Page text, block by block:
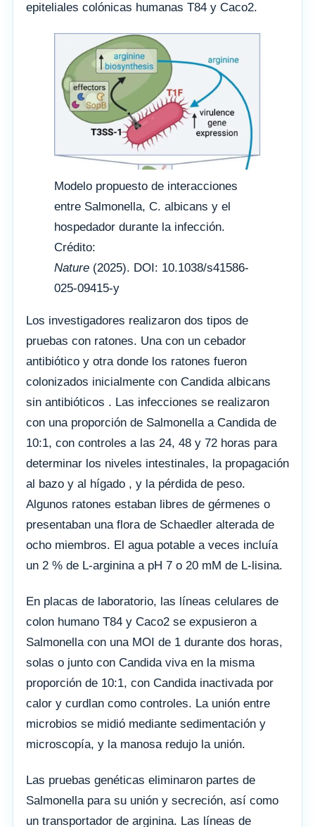
epiteliales colónicas humanas T84 y Caco2.
Modelo propuesto de interacciones
entre Salmonella, C. albicans y el
hospedador durante la infección.
Crédito:
Nature (2025). DOI: 10.1038/s41586-
025-09415-y
Los investigadores realizaron dos tipos de
pruebas con ratones. Una con un cebador
antibiótico y otra donde los ratones fueron
colonizados inicialmente con Candida albicans
sin antibióticos . Las infecciones se realizaron
con una proporción de Salmonella a Candida de
10:1, con controles a las 24, 48 y 72 horas para
determinar los niveles intestinales, la propagación
al bazo y al hígado , y la pérdida de peso.
Algunos ratones estaban libres de gérmenes o
presentaban una flora de Schaedler alterada de
ocho miembros. El agua potable a veces incluía
un 2 % de L-arginina a pH 7 o 20 mM de L-lisina.
En placas de laboratorio, las líneas celulares de
colon humano T84 y Caco2 se expusieron a
Salmonella con una MOI de 1 durante dos horas,
solas o junto con Candida viva en la misma
proporción de 10:1, con Candida inactivada por
calor y curdlan como controles. La unión entre
microbios se midió mediante sedimentación y
microscopía, y la manosa redujo la unión.
Las pruebas genéticas eliminaron partes de
Salmonella para su unión y secreción, así como
un transportador de arginina. Las líneas de